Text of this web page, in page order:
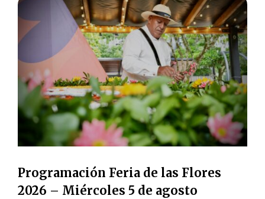
Programación Feria de las Flores
2026 – Miércoles 5 de agosto